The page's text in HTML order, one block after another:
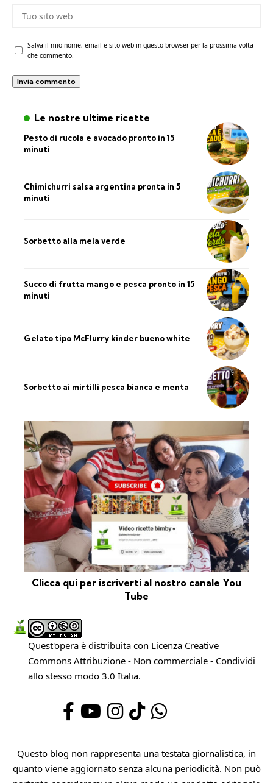
Salva il mio nome, email e sito web in questo browser per la prossima volta
che commento.
Le nostre ultime ricette
Pesto di rucola e avocado pronto in 15
minuti
Chimichurri salsa argentina pronta in 5
minuti
Sorbetto alla mela verde
Succo di frutta mango e pesca pronto in 15
minuti
Gelato tipo McFlurry kinder bueno white
Sorbetto ai mirtilli pesca bianca e menta
Clicca qui per iscriverti al nostro canale You
Tube
Quest'opera è distribuita con Licenza Creative
Commons Attribuzione - Non commerciale - Condividi
allo stesso modo 3.0 Italia.
Questo blog non rappresenta una testata giornalistica, in
quanto viene aggiornato senza alcuna periodicità. Non può